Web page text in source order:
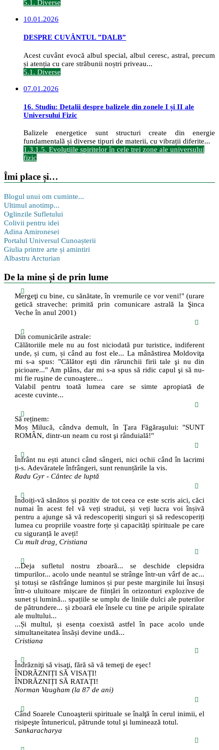
5.1. Diverse
10.01.2026
DESPRE CUVÂNTUL ”DALB”
Acest cuvânt evocă albul special, albul ceresc, astral, precum
și atenția cu care străbunii noștri priveau...
5.1. Diverse
07.01.2026
16. Studiu: Detalii despre balizele din zonele I și II ale
Universului Fizic
Balizele energetice sunt structuri create din energie
fundamentală și diverse tipuri de materii, cu vibrații diferite...
1.3.1.5. Evoluțiile spiritelor în cele trei zone ale universului
fizic
Îmi place și…
Blogul unui om cuminte...
Ultimul anotimp...
Oglinzile Sufletului
Colivii pentru idei
Adina Amironesei
Portalul Universul Cunoașterii
Giulia printre arte și amintiri
Albastru Arcturian
De la mine și de prin lume
Mergeţi cu bine, cu sănătate, în vremurile ce vor veni!" (urare
getică straveche: primită prin comunicare astrală la Şinca
Veche în anul 2001)
Din comunicările astrale:
Călătoriile mele nu au fost niciodată pur turistice, indiferent
unde, și cum, și când au fost ele... La mânăstirea Moldoviţa
mi s-a spus: "Călător eşti din rărunchii firii tale şi nu din
picioare..." Am plâns, dar mi s-a spus să ridic capul şi să nu-
mi fie ruşine de cunoaştere...
Valabil pentru toată lumea care se simte apropiată de
aceste cuvinte...
Să reținem:
Moș Milucă, cândva demult, în Ţara Făgăraşului: "SUNT
ROMÂN, dintr-un neam cu rost şi rânduială!"
Înfrânt nu ești atunci când sângeri, nici ochii când în lacrimi
ți-s. Adevăratele înfrângeri, sunt renunțările la vis.
Radu Gyr - Cântec de luptă
Îndoiți-vă sănătos și pozitiv de tot ceea ce este scris aici, căci
numai în acest fel vă veți stradui, și veți lucra voi înșivă
pentru a ajunge să vă redescoperiți singuri și să redescoperiți
lumea cu propriile voastre forțe și capacități spirituale pe care
cu siguranță le aveți!
Cu mult drag, Cristiana
...Deja sufletul nostru zboară... se deschide clepsidra
timpurilor... acolo unde neantul se strânge într-un vârf de ac...
și totuși se răsfrânge luminos și pur peste marginile lui însuși
într-o uluitoare mișcare de ființări în orizonturi explozive de
sunet și lumină... spațiile se umplu de liniile dulci ale puterilor
de pătrundere... și zboară ele însele cu tine pe aripile spiralate
ale multului...
...Și multul, și esența coexistă astfel în pace acolo unde
simultaneitatea însăși devine undă...
Cristiana
Îndrăzniţi să visaţi, fără să vă temeţi de eşec!
ÎNDRĂZNIȚI SĂ VISAȚI!
ÎNDRĂZNIȚI SĂ RATAȚI!
Norman Vaugham (la 87 de ani)
Când Soarele Cunoaşterii spirituale se înalţă în cerul inimii, el
risipeşte întunericul, pătrunde totul şi luminează totul.
Sankaracharya